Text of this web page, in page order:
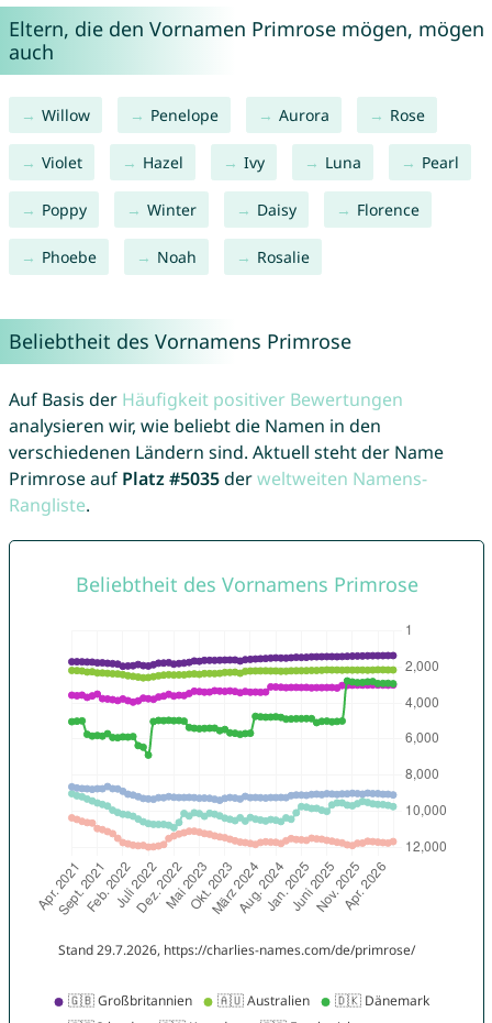
Eltern, die den Vornamen Primrose mögen, mögen
auch
Willow Penelope Aurora Rose
Violet Hazel Ivy Luna Pearl
Poppy Winter Daisy Florence
Phoebe Noah Rosalie
Beliebtheit des Vornamens Primrose
Auf Basis der Häufigkeit positiver Bewertungen
analysieren wir, wie beliebt die Namen in den
verschiedenen Ländern sind. Aktuell steht der Name
Primrose auf Platz #5035derweltweiten Namens-
Rangliste.